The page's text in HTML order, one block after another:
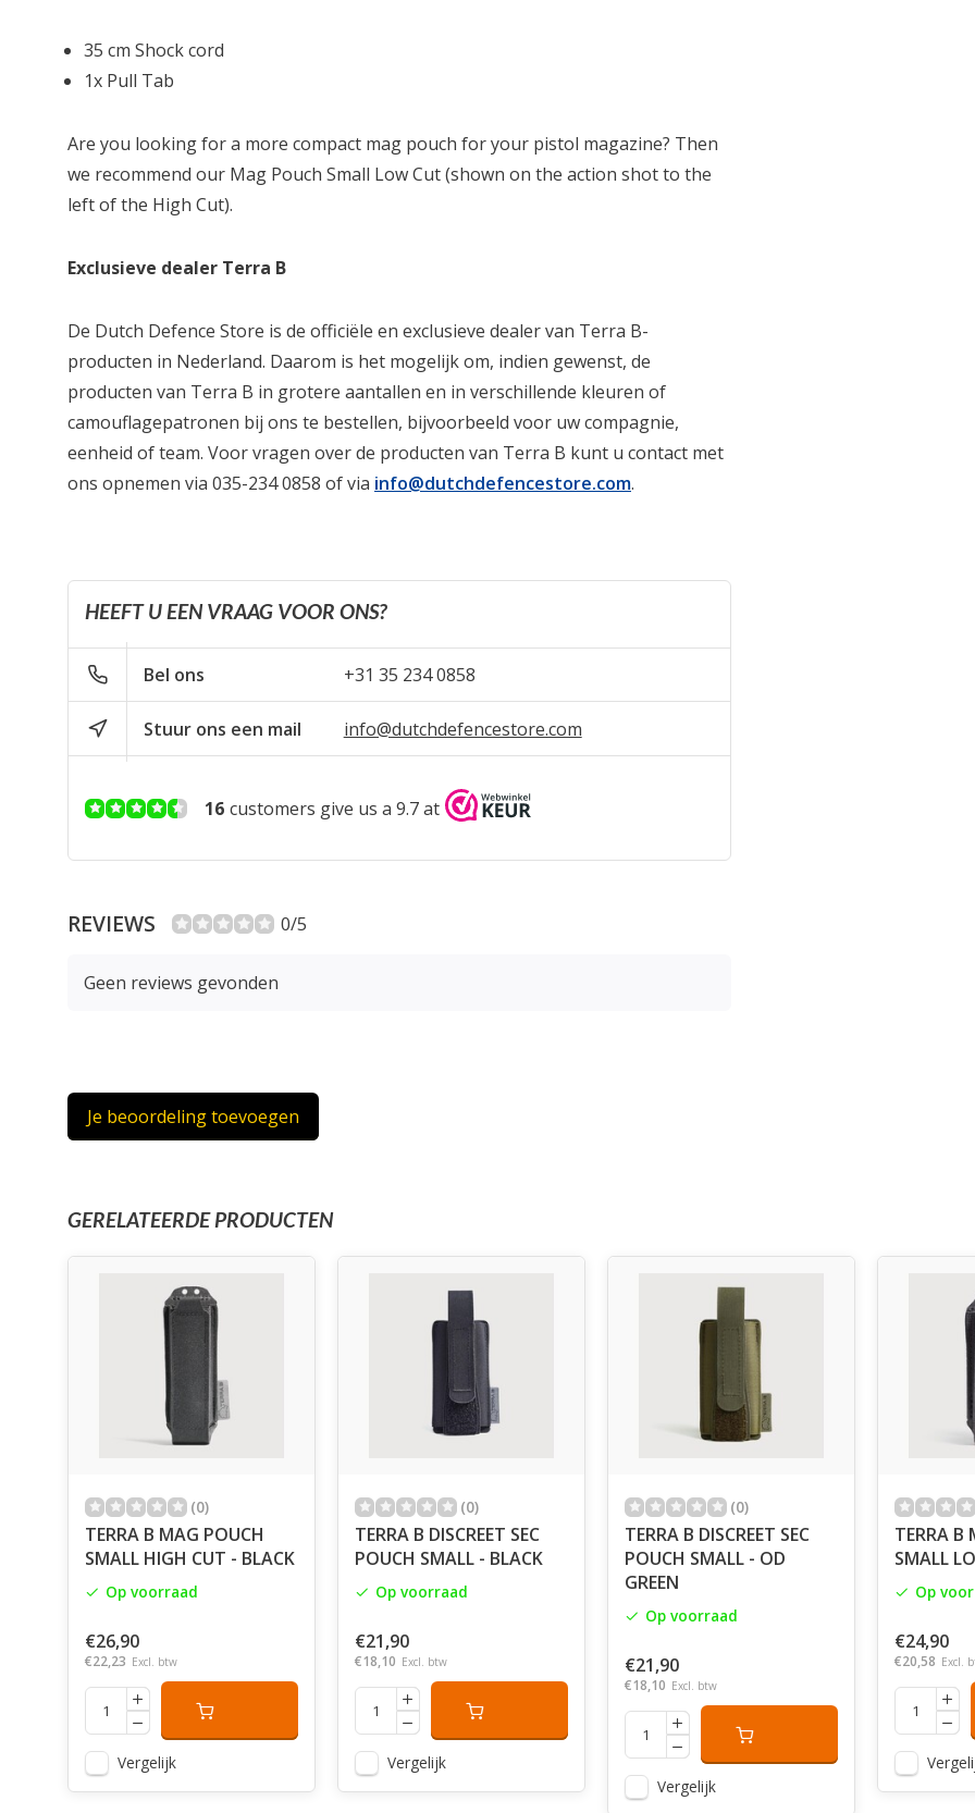
35 cm Shock cord
1x Pull Tab
Are you looking for a more compact mag pouch for your pistol magazine? Then
we recommend our Mag Pouch Small Low Cut (shown on the action shot to the
left of the High Cut).
Exclusieve dealer Terra B
De Dutch Defence Store is de officiële en exclusieve dealer van Terra B-
producten in Nederland. Daarom is het mogelijk om, indien gewenst, de
producten van Terra B in grotere aantallen en in verschillende kleuren of
camouflagepatronen bij ons te bestellen, bijvoorbeeld voor uw compagnie,
eenheid of team. Voor vragen over de producten van Terra B kunt u contact met
ons opnemen via 035-234 0858 of via info@dutchdefencestore.com.
HEEFT U EEN VRAAG VOOR ONS?
Bel ons +31 35 234 0858
Stuur ons een mail info@dutchdefencestore.com
16 customers give us a 9.7 at
REVIEWS 0/5
Geen reviews gevonden
Je beoordeling toevoegen
GERELATEERDE PRODUCTEN
(0)
TERRA B MAG POUCH
SMALL HIGH CUT - BLACK
Op voorraad
€26,90
€22,23 Excl. btw
Vergelijk
(0)
TERRA B DISCREET SEC
POUCH SMALL - BLACK
Op voorraad
€21,90
€18,10 Excl. btw
Vergelijk
(0)
TERRA B DISCREET SEC
POUCH SMALL - OD
GREEN
Op voorraad
€21,90
€18,10 Excl. btw
Vergelijk
TERRA B
SMALL
Op
€24,90
€20,58 Excl.